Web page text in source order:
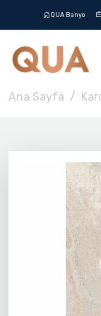
QUA Banyo
Ana Sayfa